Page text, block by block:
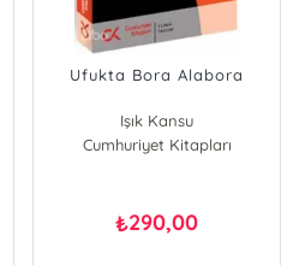
Ufukta Bora Alabora
Işık Kansu
Cumhuriyet Kitapları
₺290,00